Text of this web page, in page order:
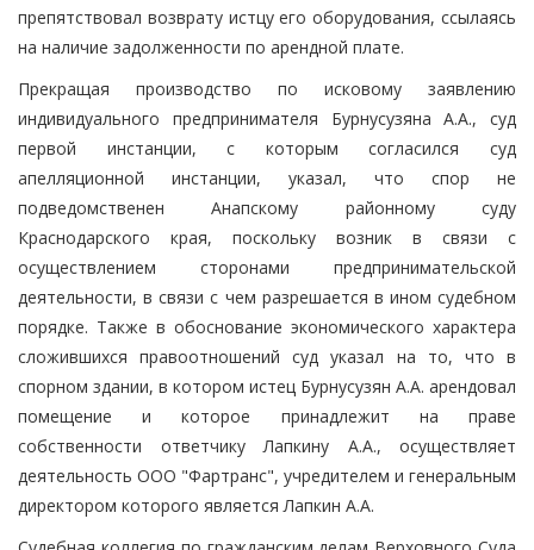
препятствовал возврату истцу его оборудования, ссылаясь
на наличие задолженности по арендной плате.
Прекращая производство по исковому заявлению
индивидуального предпринимателя Бурнусузяна А.А., суд
первой инстанции, с которым согласился суд
апелляционной инстанции, указал, что спор не
подведомственен Анапскому районному суду
Краснодарского края, поскольку возник в связи с
осуществлением сторонами предпринимательской
деятельности, в связи с чем разрешается в ином судебном
порядке. Также в обоснование экономического характера
сложившихся правоотношений суд указал на то, что в
спорном здании, в котором истец Бурнусузян А.А. арендовал
помещение и которое принадлежит на праве
собственности ответчику Лапкину А.А., осуществляет
деятельность ООО "Фартранс", учредителем и генеральным
директором которого является Лапкин А.А.